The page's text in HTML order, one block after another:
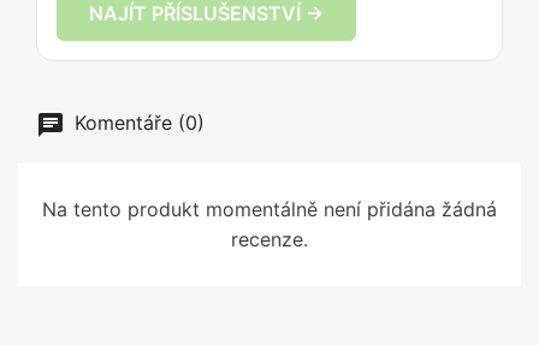
NAJÍT PŘÍSLUŠENSTVÍ →
Komentáře (0)
Na tento produkt momentálně není přidána žádná
recenze.